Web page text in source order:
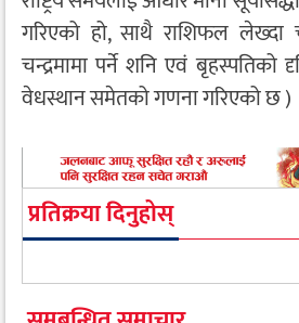
गरिएको हो, साथै राशिफल लेख्दा
चन्द्रमामा पर्ने शनि एवं बृहस्पतिको
वेधस्थान समेतको गणना गरिएको छ )
प्रतिक्रया दिनुहोस्